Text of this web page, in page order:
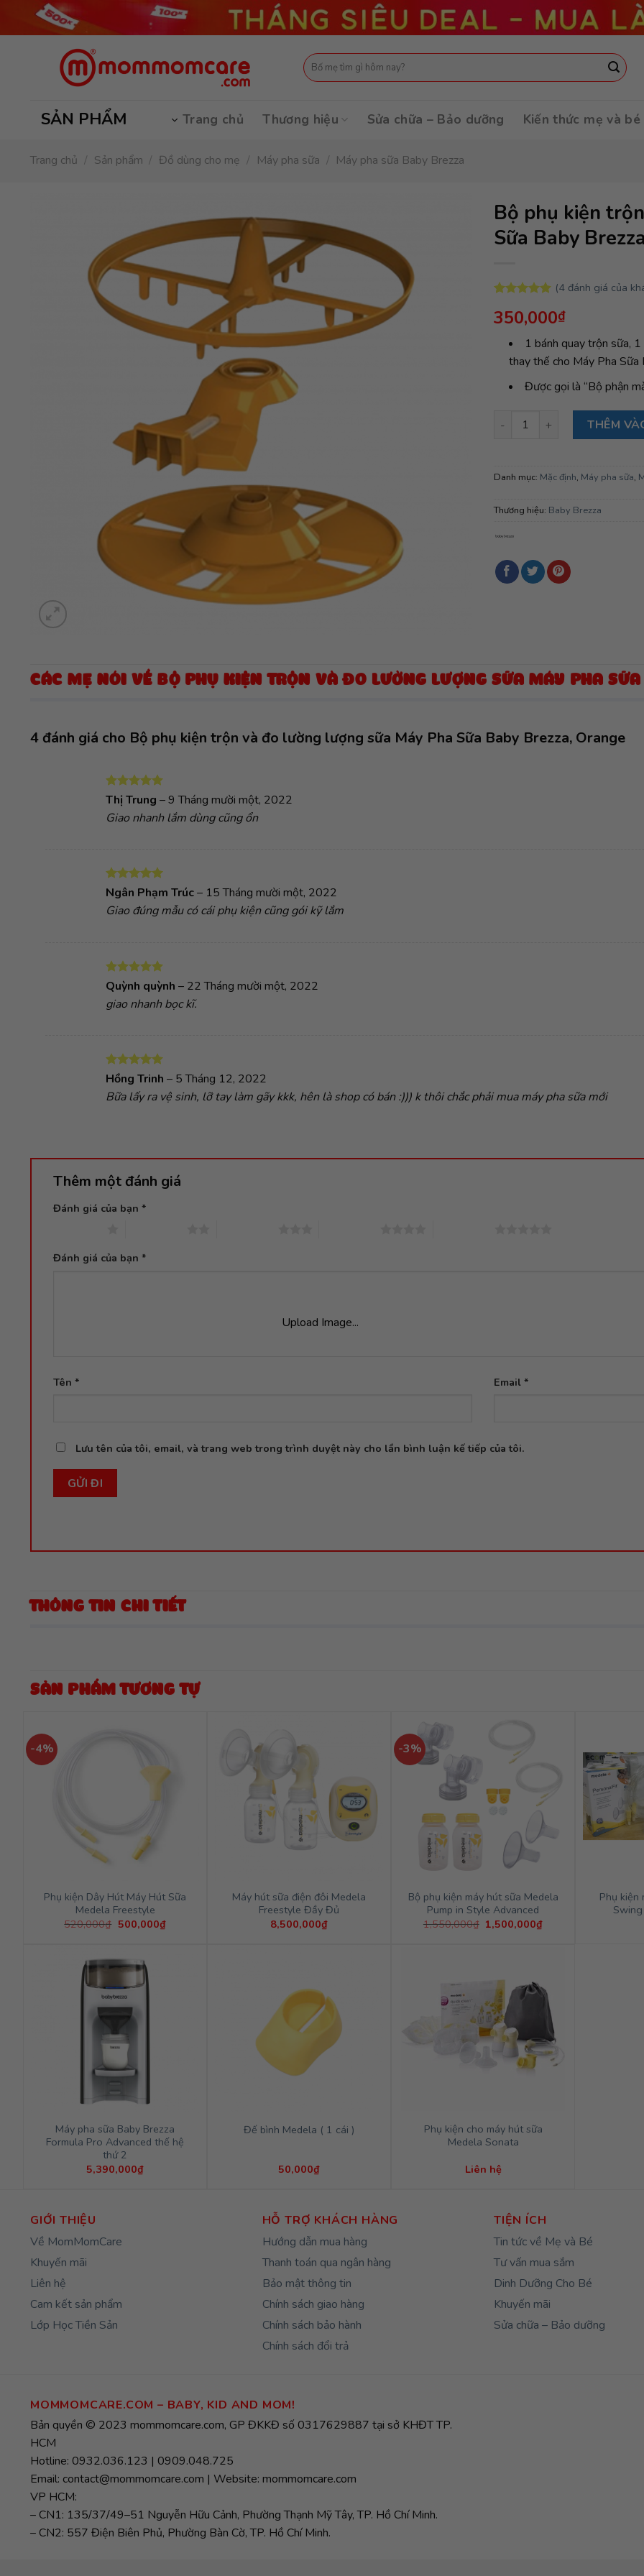
Upload Image...
Tìm
kiếm:
SẢN PHẨM Trang chủ Thương hiệu Sửa chữa – Bảo dưỡng Kiến thức mẹ và bé
Trang chủ / Sản phẩm / Đồ dùng cho mẹ / Máy pha sữa / Máy pha sữa Baby Brezza
Bộ phụ kiện
Sữa Baby
dựa trên
đánh giá
(4đánh giá của
350,000₫
1 bánh quay trộn sữa,
thay thế cho Máy Pha
Được gọi là “Bộ phận
Bộ phụ kiện trộn và đo lường
THÊM
Danh mục: Mặc định, Máy pha sữa,
Thương hiệu: Baby Brezza
CÁC MẸ NÓI VỀ BỘ PHỤ KIỆN TRỘN VÀ ĐO LƯỜNG LƯỢNG SỮA MÁY PHA
4 đánh giá cho Bộ phụ kiện trộn và đo lường lượng sữa Máy Pha Sữa Baby Brezza, Orange
Được xếp
hạng
5
sao
Thị Trung –9 Tháng mười một, 2022
Giao nhanh lắm dùng cũng ổn
Được xếp
hạng
sao
Ngân Phạm Trúc– 15 Tháng mười một, 2022
Giao đúng mẫu có cái phụ kiện cũng gói kỹ lắm
Được xếp
hạng
5
sao
Quỳnh quỳnh – 22 Tháng mười một, 2022
giao nhanh bọc kĩ.
Được xếp
hạng5
sao
Hồng Trinh – 5 Tháng 12, 2022
Bữa lấy ra vệ sinh, lỡ tay làm gãy kkk, hên là shop có bán :))) k thôi chắc phải mua máy pha sữa mới
Thêm một đánh giá
Đánh giá của bạn *
Đánh giá của bạn *
Tên * Email *
Lưu tên của tôi, email, và trang web trong trình duyệt này cho lần bình luận kế tiếp của tôi.
THÔNG TIN CHI TIẾT
SẢN PHẨM TƯƠNG TỰ
-4%
Phụ kiện Dây Hút Máy Hút Sữa
Medela Freestyle
520,000₫ Giá
500,000₫Giá
hiện
Máy hút sữa điện đôi Medela
Freestyle Đầy Đủ
8,500,000₫
-3%
Bộ phụ kiện máy hút sữa Medela
Pump in Style Advanced
1,550,000₫ Giá
gốc
1,500,000₫Giá
Phụ kiện
Máy pha sữa Baby Brezza
Formula Pro Advanced thế hệ
thứ 2
5,390,000₫
Đế bình Medela ( 1 cái )
50,000₫
Phụ kiện cho máy hút sữa
Medela Sonata
Liên hệ
GIỚI THIỆU
Về MomMomCare
Khuyến mãi
Liên hệ
Cam kết sản phẩm
Lớp Học Tiền Sản
HỖ TRỢ KHÁCH HÀNG
Hướng dẫn mua hàng
Thanh toán qua ngân hàng
Bảo mật thông tin
Chính sách giao hàng
Chính sách bảo hành
Chính sách đổi trả
TIỆN ÍCH
Tin tức về Mẹ và Bé
Tư vấn mua sắm
Dinh Dưỡng Cho Bé
Khuyến mãi
Sửa chữa – Bảo dưỡng
MOMMOMCARE.COM – BABY, KID AND MOM!
Bản quyền © 2023 mommomcare.com, GP ĐKKĐ số 0317629887 tại sở KHĐT TP.
HCM
Hotline: 0932.036.123 | 0909.048.725
Email: contact@mommomcare.com | Website: mommomcare.com
VP HCM:
– CN1: 135/37/49–51 Nguyễn Hữu Cảnh, Phường Thạnh Mỹ Tây, TP. Hồ Chí Minh.
– CN2: 557 Điện Biên Phủ, Phường Bàn Cờ, TP. Hồ Chí Minh.